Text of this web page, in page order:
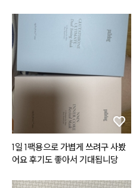
1일 1팩용으로 가볍게 쓰려구 사봤
어요 후기도 좋아서 기대됩니당